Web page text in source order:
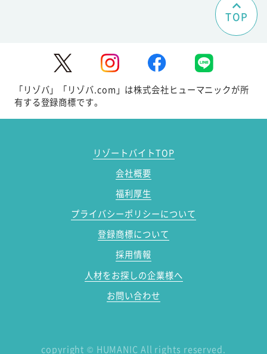
TOP
「リゾバ」「リゾバ.com」は株式会社ヒューマニックが所
有する登録商標です。
リゾートバイトTOP
会社概要
福利厚生
プライバシーポリシーについて
登録商標について
採用情報
人材をお探しの企業様へ
お問い合わせ
copyright © HUMANIC All rights reserved.